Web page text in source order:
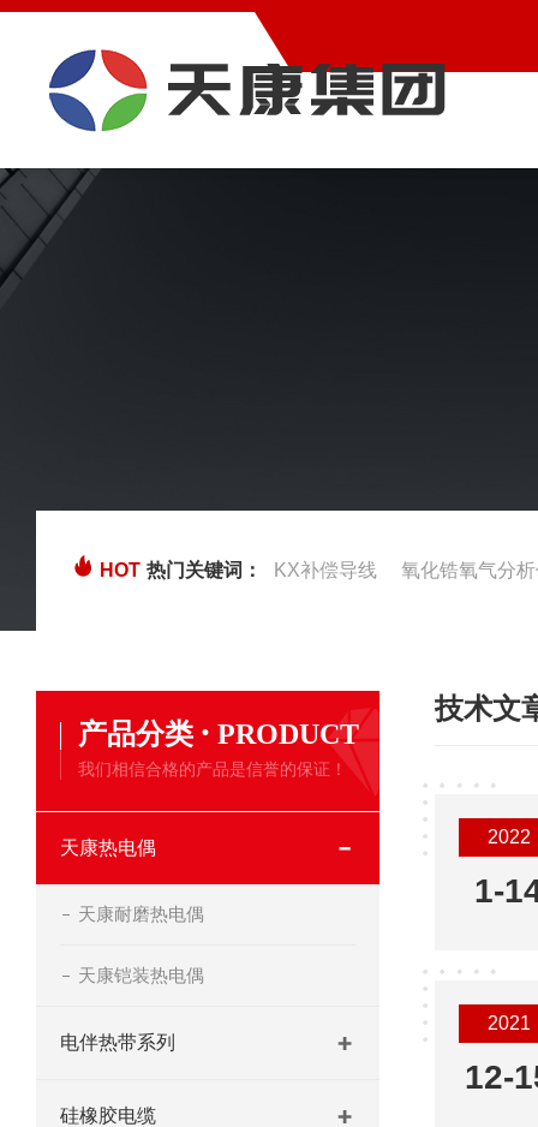
HOT 热门关键词： KX补偿导线 氧化锆氧气分
产品分类 · PRODUCT
我们相信合格的产品是信誉的保证！
天康热电偶
天康耐磨热电偶
天康铠装热电偶
电伴热带系列
硅橡胶电缆
技术文
2022
1-
2021
12-